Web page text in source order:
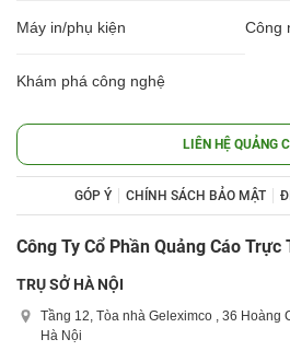
Máy in/phụ kiện Công
Khám phá công nghệ
LIÊN HỆ QUẢNG
GÓP Ý CHÍNH SÁCH BẢO MẬT
Công Ty Cổ Phần Quảng Cáo Trực
TRỤ SỞ HÀ NỘI
Tầng 12, Tòa nhà Geleximco , 36 Hoàng
Hà Nội